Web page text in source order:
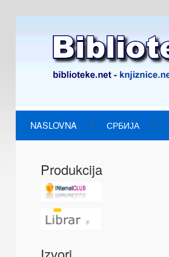
NASLOVNA СРБИЈА
Produkcija